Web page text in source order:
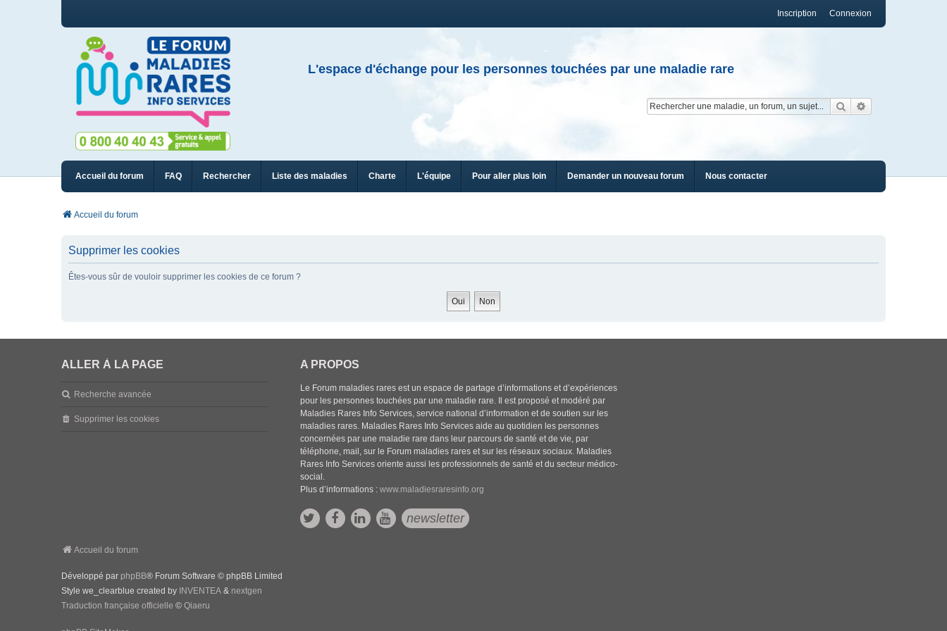
Connexion
Inscription
L'espace d'échange pour les personnes touchées par une maladie rare
Rechercher
Accueil du forum FAQ Rechercher Liste des maladies Charte L'équipe Pour aller plus loin Demander un nouveau forum Nous contacter
Accueil du forum
Supprimer les cookies
Êtes-vous sûr de vouloir supprimer les cookies de ce forum ?
ALLER À LA PAGE
Recherche avancée
Supprimer les cookies
A PROPOS
Le Forum maladies rares est un espace de partage d’informations et d’expériences
pour les personnes touchées par une maladie rare. Il est proposé et modéré par
Maladies Rares Info Services, service national d’information et de soutien sur les
maladies rares. Maladies Rares Info Services aide au quotidien les personnes
concernées par une maladie rare dans leur parcours de santé et de vie, par
téléphone, mail, sur le Forum maladies rares et sur les réseaux sociaux. Maladies
Rares Info Services oriente aussi les professionnels de santé et du secteur médico-
social.
Plus d’informations :www.maladiesraresinfo.org
newsletter
Accueil du forum
Développé par phpBB® Forum Software © phpBB Limited
Style we_clearblue created by INVENTEA & nextgen
Traduction française officielle © Qiaeru